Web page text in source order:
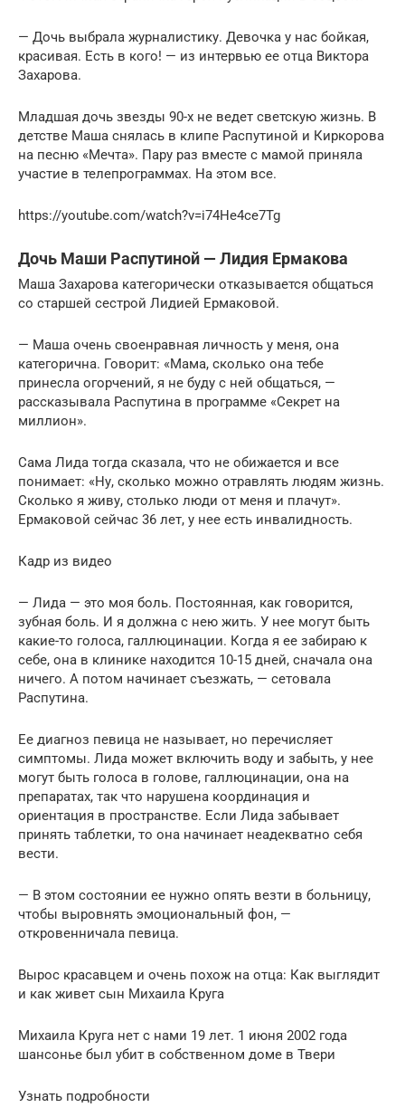
— Дочь выбрала журналистику. Девочка у нас бойкая,
красивая. Есть в кого! — из интервью ее отца Виктора
Захарова.
Младшая дочь звезды 90-х не ведет светскую жизнь. В
детстве Маша снялась в клипе Распутиной и Киркорова
на песню «Мечта». Пару раз вместе с мамой приняла
участие в телепрограммах. На этом все.
https://youtube.com/watch?v=i74He4ce7Tg
Дочь Маши Распутиной — Лидия Ермакова
Маша Захарова категорически отказывается общаться
со старшей сестрой Лидией Ермаковой.
— Маша очень своенравная личность у меня, она
категорична. Говорит: «Мама, сколько она тебе
принесла огорчений, я не буду с ней общаться, —
рассказывала Распутина в программе «Секрет на
миллион».
Сама Лида тогда сказала, что не обижается и все
понимает: «Ну, сколько можно отравлять людям жизнь.
Сколько я живу, столько люди от меня и плачут».
Ермаковой сейчас 36 лет, у нее есть инвалидность.
Кадр из видео
— Лида — это моя боль. Постоянная, как говорится,
зубная боль. И я должна с нею жить. У нее могут быть
какие-то голоса, галлюцинации. Когда я ее забираю к
себе, она в клинике находится 10-15 дней, сначала она
ничего. А потом начинает съезжать, — сетовала
Распутина.
Ее диагноз певица не называет, но перечисляет
симптомы. Лида может включить воду и забыть, у нее
могут быть голоса в голове, галлюцинации, она на
препаратах, так что нарушена координация и
ориентация в пространстве. Если Лида забывает
принять таблетки, то она начинает неадекватно себя
вести.
— В этом состоянии ее нужно опять везти в больницу,
чтобы выровнять эмоциональный фон, —
откровенничала певица.
Вырос красавцем и очень похож на отца: Как выглядит
и как живет сын Михаила Круга
Михаила Круга нет с нами 19 лет. 1 июня 2002 года
шансонье был убит в собственном доме в Твери
Узнать подробности